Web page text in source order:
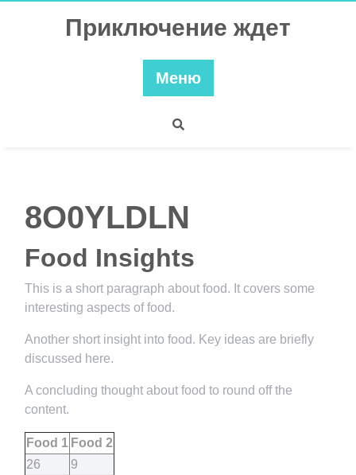
Приключение ждет
Меню
8O0YLDLN
Food Insights
This is a short paragraph about food. It covers some
interesting aspects of food.
Another short insight into food. Key ideas are briefly
discussed here.
A concluding thought about food to round off the
content.
Food 1 Food 2
26
9